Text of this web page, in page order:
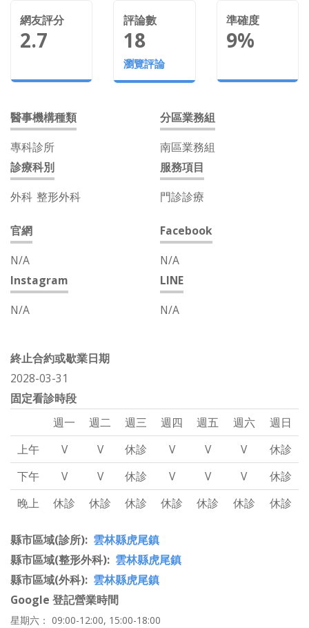
網友評分
2.7
評論數
18
瀏覽評論
準確度
9%
醫事機構種類
專科診所
分區業務組
南區業務組
診療科別
外科 整形外科
服務項目
門診診療
官網
N/A
Facebook
N/A
Instagram
N/A
LINE
N/A
終止合約或歇業日期
2028-03-31
固定看診時段
週一
週二 週三 週四 週五 週六
週日
上午
V V 休診 V V V
休診
下午
V V 休診 V V V
休診
晚上
休診 休診 休診 休診 休診 休診 休診
縣市區域(診所) 雲林縣虎尾鎮
縣市區域(整形外科) 雲林縣虎尾鎮
縣市區域(外科) 雲林縣虎尾鎮
Google 登記營業時間
星期六： 09:00-12:00, 15:00-18:00